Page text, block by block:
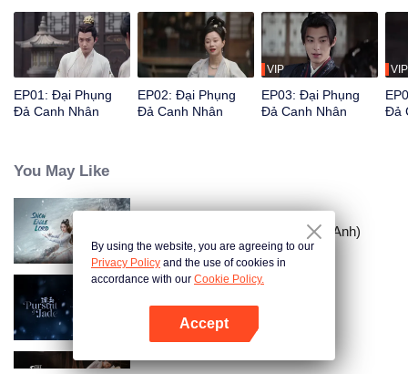
EP01: Đại Phụng
Đả Canh Nhân
EP02: Đại Phụng
Đả Canh Nhân
VIP
EP03: Đại Phụng
Đả Canh Nhân
VIP
Đả
You May Like
Tuyết Ưng Lĩnh Chủ (Bản Tiếng Anh)
Trục Ngọc (Bản Tiếng Anh)
By using the website, you are agreeing to our
Privacy Policy and the use of cookies in
accordance with our Cookie Policy.
Accept